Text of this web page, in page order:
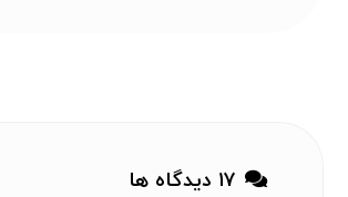
۱۷ دیدگاه ها